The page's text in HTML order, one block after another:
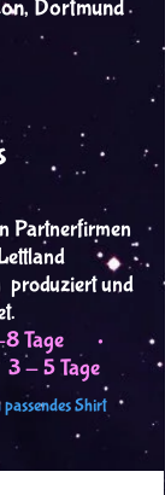
Dortmund
Partnerfirmen
produziert und
8 Tage •
3 - 5 Tage
Shirt